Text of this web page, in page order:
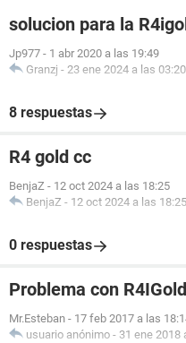
solucion para la
Jp977 - 1 abr 2020 a las 19:49
Granzj - 23 ene 2024 a las 03:20
8 respuestas
R4 gold cc
BenjaZ - 12 oct 2024 a las 18:25
BenjaZ - 12 oct 2024 a las 18:25
0 respuestas
Problema con
Mr.Esteban - 17 feb 2017 a las
usuario anónimo - 31 ene 2018